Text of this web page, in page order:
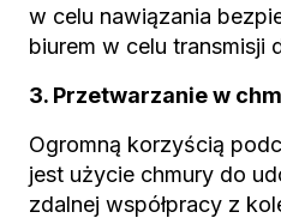
w celu nawiązania
biurem w celu transmisji
3. Przetwarzanie w
Ogromną korzyścią
jest użycie chmury do
zdalnej współpracy z